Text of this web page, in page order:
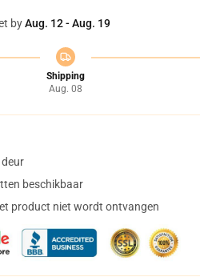
byAug. 12 - Aug. 19
Shipping
Aug. 08
beschikbaar
product niet wordt ontvangen